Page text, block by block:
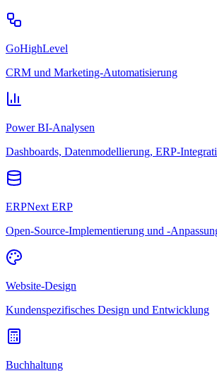
GoHighLevel
CRM und Marketing-Automatisierung
Power BI-Analysen
Dashboards, Datenmodellierung, ERP-
ERPNext ERP
Open-Source-Implementierung und -
Website-Design
Kundenspezifisches Design und Entwicklung
Buchhaltung